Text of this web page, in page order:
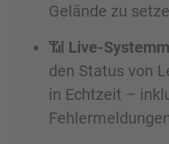
Gelände zu
📶 Live-
den Status von
in Echtzeit –